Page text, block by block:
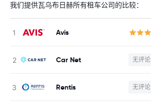
我们提供瓦乌布日赫所有租车公司的比较：
Avis
Car Net 无评论
Rentis 无评论